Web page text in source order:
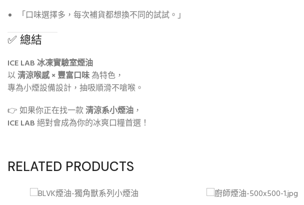
「口味選擇多，每次補貨都想換不同的試試。」
✅ 總結
ICE LAB 冰凍實驗室煙油
以清涼喉感 × 豐富口味為特色，
專為小煙設備設計，抽吸順滑不嗆喉。
👉 如果你正在找一款清涼系小煙油 ，
ICE LAB絕對會成為你的冰爽口糧首選！
RELATED PRODUCTS